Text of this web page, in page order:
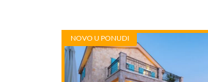
NOVO U PONUDI